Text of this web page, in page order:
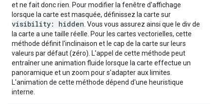
et ne fait donc rien. Pour modifier la fenêtre d'affichage
lorsque la carte est masquée, définissez la carte sur
visibility: hidden . Vous vous assurez ainsi que le div de
la carte a une taille réelle. Pour les cartes vectorielles, cette
méthode définit l'inclinaison et le cap de la carte sur leurs
valeurs par défaut (zéro). L'appel de cette méthode peut
entraîner une animation fluide lorsque la carte effectue un
panoramique et un zoom pour s'adapter aux limites.
L'animation de cette méthode dépend d'une heuristique
interne.